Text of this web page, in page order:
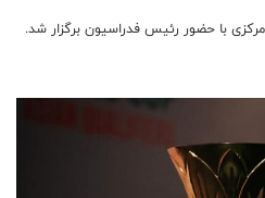
با حضور رئیس فدراسیون برگزار شد.